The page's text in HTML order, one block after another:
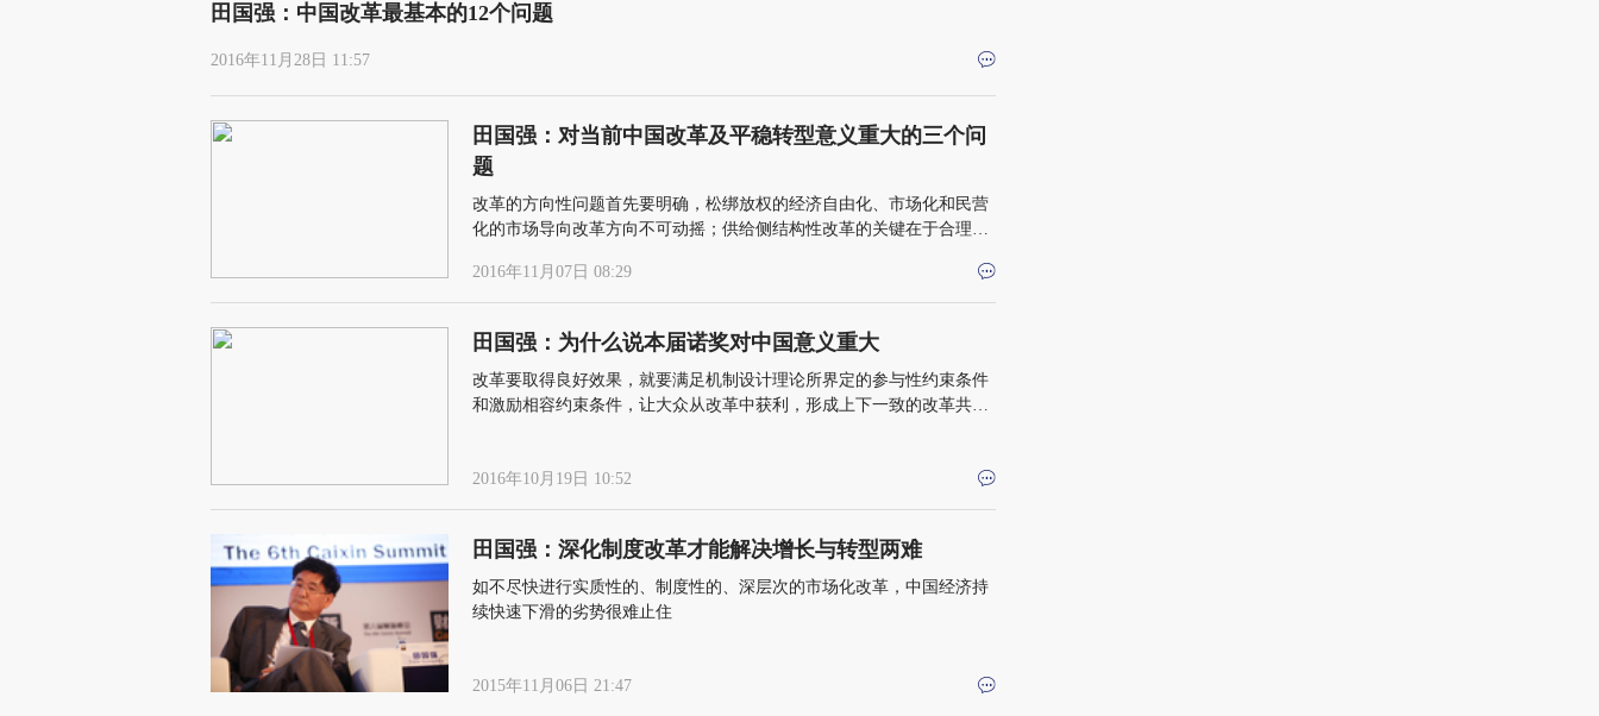
田国强：中国改革最基本的12个问题
2016年11月28日 11:57
田国强：对当前中国改革及平稳转型意义重大的三个问
题
改革的方向性问题首先要明确，松绑放权的经济自由化、市场化和民营
化的市场导向改革方向不可动摇；供给侧结构性改革的关键在于合理界
2016年11月07日 08:29
田国强：为什么说本届诺奖对中国意义重大
改革要取得良好效果，就要满足机制设计理论所界定的参与性约束条件
和激励相容约束条件，让大众从改革中获利，形成上下一致的改革共识
2016年10月19日 10:52
田国强：深化制度改革才能解决增长与转型两难
如不尽快进行实质性的、制度性的、深层次的市场化改革，中国经济持
续快速下滑的劣势很难止住
2015年11月06日 21:47